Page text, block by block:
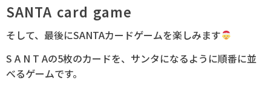
SANTA card game
そして、最後にSANTAカードゲームを楽しみます
S A N T Aの5枚のカードを、サンタになるように順番に並
べるゲームです。